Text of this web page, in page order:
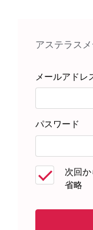
2004年に米国オハ
植医療を推進して
植を行っているが
実に診ていること
当院の腎移植は累
アステラス
メールアドレ
パスワード
次回
省略